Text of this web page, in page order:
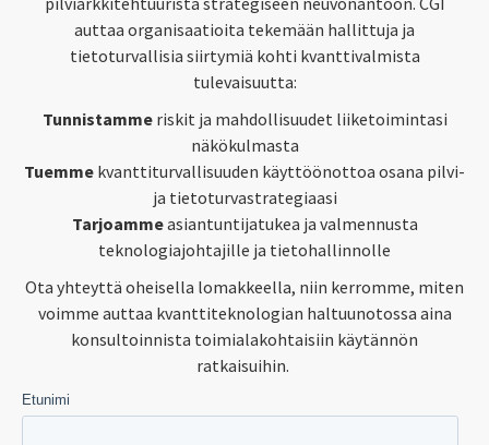
auttaa organisaatioita tekemään hallittuja ja
tietoturvallisia siirtymiä kohti kvanttivalmista
tulevaisuutta:
Tunnistammeriskit ja mahdollisuudet liiketoimintasi
näkökulmasta
Tuemme kvanttiturvallisuuden käyttöönottoa osana pilvi-
ja tietoturvastrategiaasi
Tarjoammeasiantuntijatukea ja valmennusta
teknologiajohtajille ja tietohallinnolle
Ota yhteyttä oheisella lomakkeella, niin kerromme, miten
voimme auttaa kvanttiteknologian haltuunotossa aina
konsultoinnista toimialakohtaisiin käytännön
ratkaisuihin.